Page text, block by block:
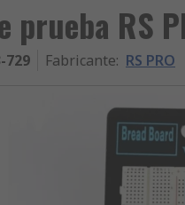
prueba RS
729 Fabricante: RS PRO